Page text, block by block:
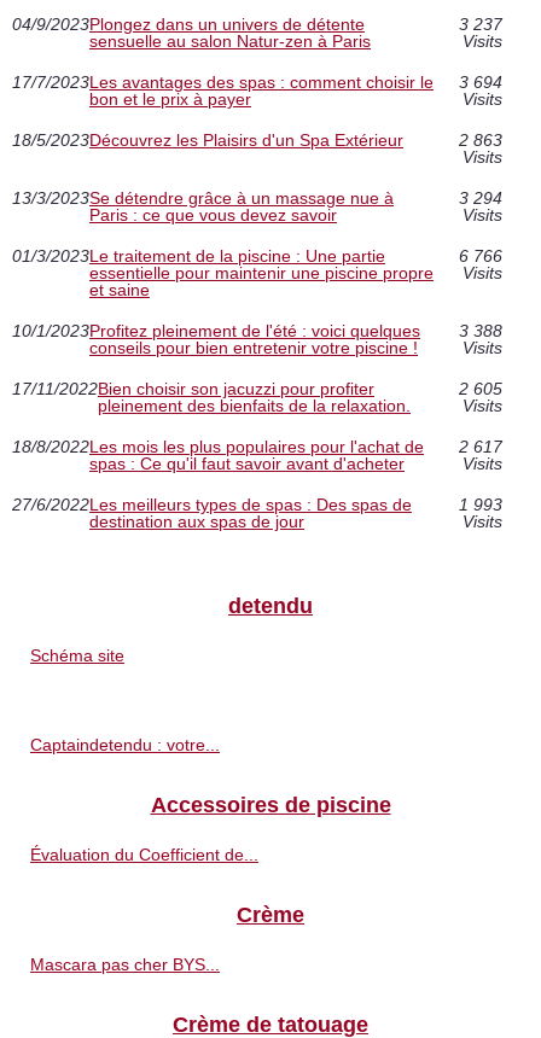
04/9/2023Plongez dans un univers de détente
sensuelle au salon Natur-zen à Paris
3 237
Visits
17/7/2023Les avantages des spas : comment choisir le
bon et le prix à payer
3 694
Visits
18/5/2023Découvrez les Plaisirs d'un Spa Extérieur
2 863
Visits
13/3/2023Se détendre grâce à un massage nue à
Paris : ce que vous devez savoir
3 294
Visits
01/3/2023Le traitement de la piscine : Une partie
essentielle pour maintenir une piscine propre
et saine
6 766
Visits
10/1/2023Profitez pleinement de l'été : voici quelques
conseils pour bien entretenir votre piscine !
3 388
Visits
17/11/2022Bien choisir son jacuzzi pour profiter
pleinement des bienfaits de la relaxation.
2 605
Visits
18/8/2022Les mois les plus populaires pour l'achat de
spas : Ce qu'il faut savoir avant d'acheter
2 617
Visits
27/6/2022Les meilleurs types de spas : Des spas de
destination aux spas de jour
1 993
Visits
detendu
Schéma site
Captaindetendu : votre...
Accessoires de piscine
Évaluation du Coefficient de...
Crème
Mascara pas cher BYS...
Crème de tatouage